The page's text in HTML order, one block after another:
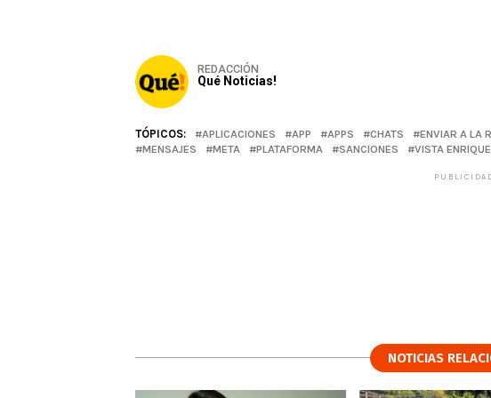
REDACCIÓN
Qué Noticias!
TÓPICOS: APLICACIONES APP APPS CHATS ENVIAR A LA
MENSAJES
META PLATAFORMA SANCIONES VISTA
NOTICIAS